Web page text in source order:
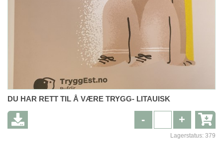
DU HAR RETT TIL Å VÆRE TRYGG- LITAUISK
+
-
Lagerstatus: 379